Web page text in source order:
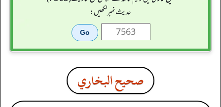
حدیث نمبر لکھیں:
صحيح البخاري